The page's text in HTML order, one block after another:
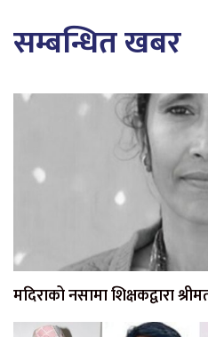
सम्बन्धित खबर
मदिराको नसामा शिक्षकद्वारा